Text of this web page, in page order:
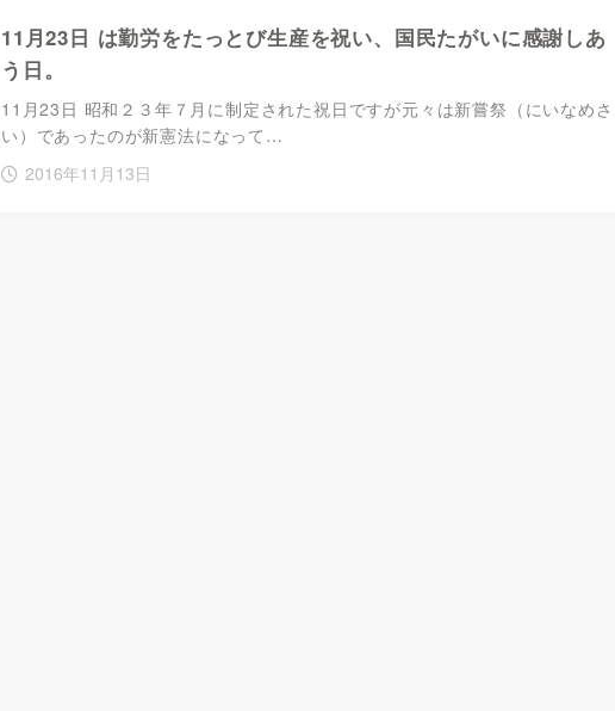
11月23日 は勤労をたっとび生産を祝い、国民たがいに感謝しあ
う日。
11月23日 昭和２３年７月に制定された祝日ですが元々は新嘗祭（にいなめさ
い）であったのが新憲法になって…
2016年11月13日